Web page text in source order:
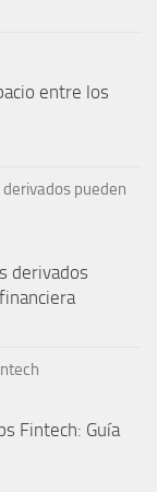
entre los
derivados
Fintech: Guía